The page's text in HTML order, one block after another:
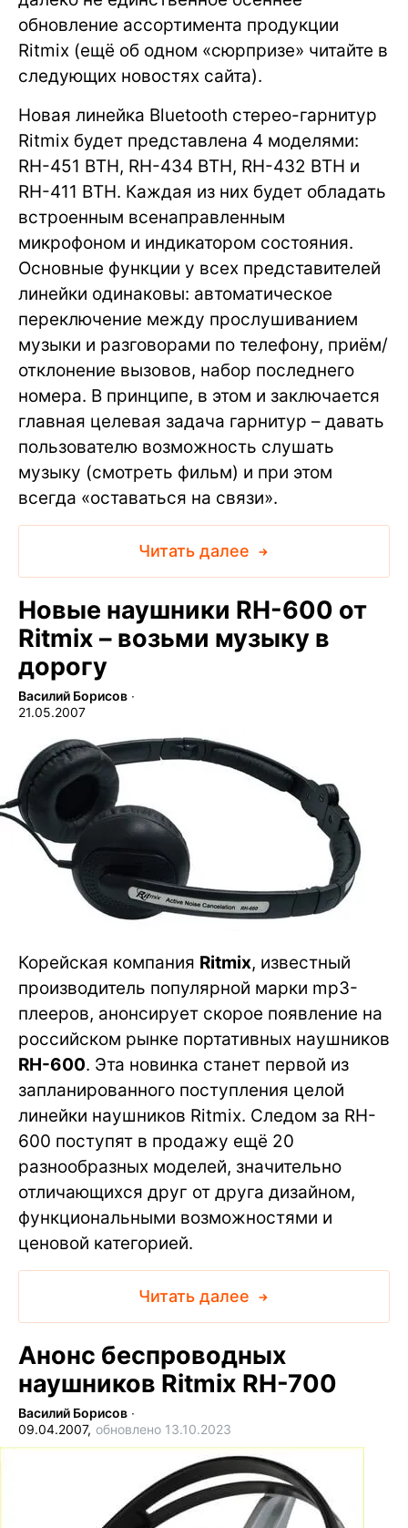
обновление ассортимента продукции
Ritmix (ещё об одном «сюрпризе» читайте в
следующих новостях сайта).
Новая линейка Bluetooth стерео-гарнитур
Ritmix будет представлена 4 моделями:
RH-451 BTH, RH-434 BTH, RH-432 BTH и
RH-411 BTH. Каждая из них будет обладать
встроенным всенаправленным
микрофоном и индикатором состояния.
Основные функции у всех представителей
линейки одинаковы: автоматическое
переключение между прослушиванием
музыки и разговорами по телефону, приём/
отклонение вызовов, набор последнего
номера. В принципе, в этом и заключается
главная целевая задача гарнитур – давать
пользователю возможность слушать
музыку (смотреть фильм) и при этом
всегда «оставаться на связи».
Читать далее
Новые наушники RH-600 от
Ritmix – возьми музыку в
дорогу
Василий Борисов ∙
21.05.2007
Корейская компания Ritmix, известный
производитель популярной марки mp3-
плееров, анонсирует скорое появление на
российском рынке портативных наушников
RH-600. Эта новинка станет первой из
запланированного поступления целой
линейки наушников Ritmix. Следом за RH-
600 поступят в продажу ещё 20
разнообразных моделей, значительно
отличающихся друг от друга дизайном,
функциональными возможностями и
ценовой категорией.
Читать далее
Анонс беспроводных
наушников Ritmix RH-700
Василий Борисов ∙
09.04.2007, обновлено 13.10.2023